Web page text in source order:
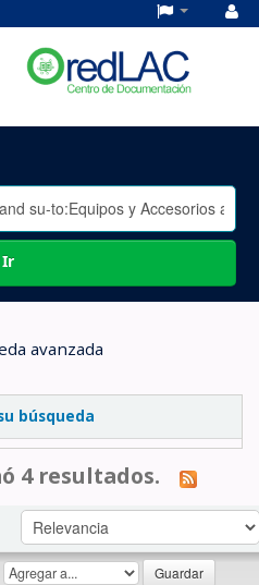
Ir
avanzada
búsqueda
4 resultados.